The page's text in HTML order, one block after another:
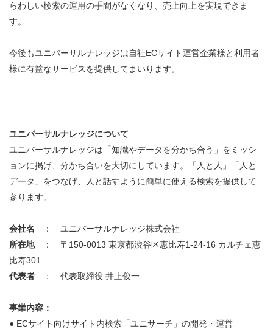
らわしい検索の運用の手間がなくなり、売上向上を実現できま
す。
今後もユニバーサルナレッジは自社ECサイト運営企業様と利用者
様に有益なサービスを提供してまいります。
ユニバーサルナレッジについて
ユニバーサルナレッジは「知識やデータを分かち合う」をミッシ
ョンに掲げ、分かち合いを大切にしています。「人と人」「人と
データ」をつなげ、人と話すように簡単に使える検索を提供して
参ります。
会社名 ： ユニバーサルナレッジ株式会社
所在地： 〒150-0013 東京都渋谷区恵比寿1-24-16 カルチェ恵
比寿301
代表者 ： 代表取締役 井上俊一
事業内容：
● ECサイト向けサイト内検索「ユニサーチ」の開発・運営